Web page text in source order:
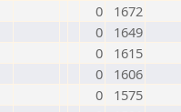
0
1672
0
1649
0
1615
0
1606
0
1575